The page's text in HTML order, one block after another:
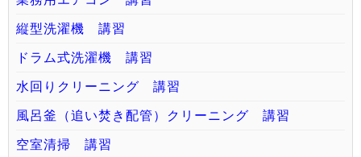
縦型洗濯機 講習
ドラム式洗濯機 講習
水回りクリーニング 講習
風呂釜（追い焚き配管）クリーニング 講習
空室清掃 講習